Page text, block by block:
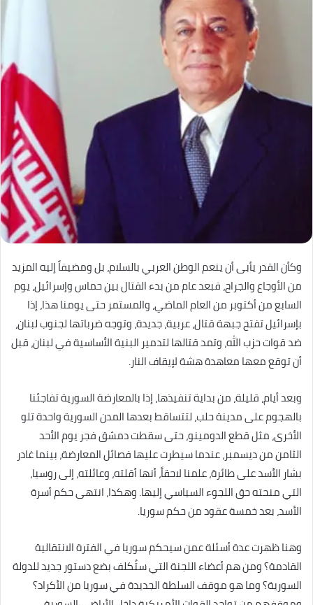
وكأن القدر يأبى أن ينعم الوطن العربي بالسلام، بل ومضيفاً إليه المزيد
من الأوجاع والجراح، فبعد عام من بدء القتال بين حماس وإسرائيل، يوم
السابع من أكتوبر من العام الماضي، والمستمر حتى يومنا هذا، إذا
بإسرائيل تفتح جبهة قتال، عربية، جديدة، وتوجه ضرباتها لجنوب لبنان،
ضد قوات حزب الله، وتمد قتالها لتدمير البنية الأساسية في لبنان، قبل
أن توقع معها معاهدة هشة لإيقاف النار.
وبعد أيام، قليلة، من بداية تنفيذها، إذا بالمعارضة السورية تفاجئنا
بالهجوم على مدينة حلب، لتتساقط بعدها المدن السورية واحدة تلو
الأخرى، مثل قطع الدومينو، حتى سقطت دمشق فجر يوم الأحد
الثامن من ديسمبر، عندما سيطرت عليها فصائل المعارضة، بينما غادر
بشار الأسد على طائرة، علمنا لاحقاً، أنها أقلته، وعائلته، إلى روسيا،
التي منحته حق اللجوء السياسي إليها. وهكذا، انتهى حكم أسرة
الأسد، بعد خمسة عقود من حكم سوريا.
وهنا ظهرت عدة أسئلة عمن سيحكم سوريا في الفترة الانتقالية
القادمة؟ ومن هم أعضاء اللجنة التي ستُكلف بضع دستور جديد للدولة
السورية؟ وما هو موقف السلطة الجديدة في سوريا من الأكراد؟